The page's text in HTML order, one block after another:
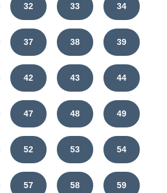
32 33 34
37 38 39
42 43 44
47 48 49
52 53 54
57 58 59